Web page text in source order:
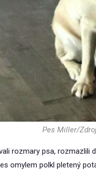
Pes Miller/
rozmary psa,
omylem polkl pletený